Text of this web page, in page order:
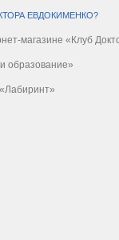
ЕВДОКИМЕНКО?
магазине «Клуб
образование»